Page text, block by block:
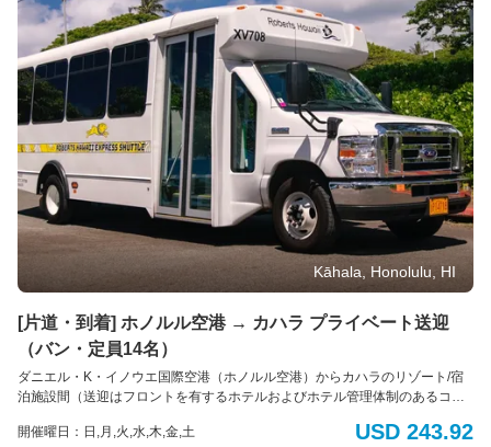
チ(121cm)×30インチ(76cm)です。また、ドライバーが荷室に運ぶことのでき
る最大重量は50ポンド(22kg)です。ご理解とご協力をお願いいたします。
Kāhala, Honolulu, HI
[片道・到着] ホノルル空港 → カハラ プライベート送迎
（バン・定員14名）
ダニエル・K・イノウエ国際空港（ホノルル空港）からカハラのリゾート/宿
泊施設間（送迎はフロントを有するホテルおよびホテル管理体制のあるコン
種： バン 定員： 最大14名様（標準サイズの荷物14個まで） *追加のバッ
開催曜日：日,月,火,水,木,金,土 USD 243.92